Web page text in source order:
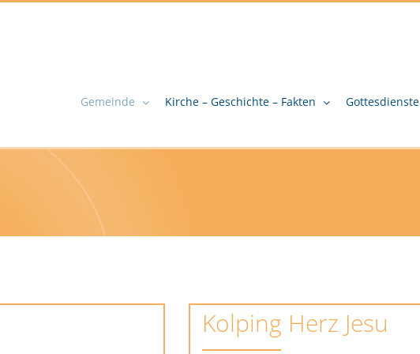
Gemeinde Kirche – Geschichte – Fakten Gottesdienste
Kolping Herz Jesu